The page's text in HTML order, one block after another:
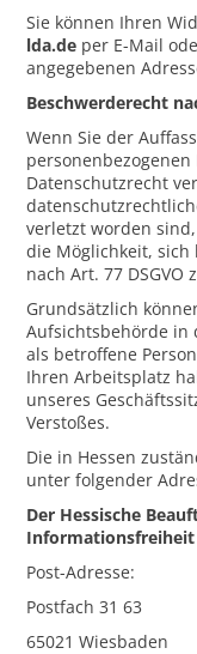
Sie können Ihren
lda.de per E-Mail
angegebenen
Beschwerderecht
Wenn Sie der
Datenschutzrecht
verletzt worden
die Möglichkeit,
nach Art. 77 DSGVO
Grundsätzlich
Aufsichtsbehörde in
als betroffene
Ihren Arbeitsplatz
unseres
Verstoßes.
Die in Hessen
unter folgender
Der Hessische
Informationsfreiheit
Post-Adresse:
Postfach 31 63
65021 Wiesbaden